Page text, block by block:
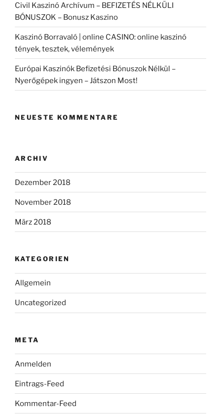
Civil Kaszinó Archívum – BEFIZETÉS NÉLKÜLI
BÓNUSZOK – Bonusz Kaszino
Kaszinó Borravaló | online CASINO: online kaszinó
tények, tesztek, vélemények
Európai Kaszinók Befizetési Bónuszok Nélkül –
Nyerőgépek ingyen – Játszon Most!
NEUESTE KOMMENTARE
ARCHIV
Dezember 2018
November 2018
März 2018
KATEGORIEN
Allgemein
Uncategorized
META
Anmelden
Eintrags-Feed
Kommentar-Feed